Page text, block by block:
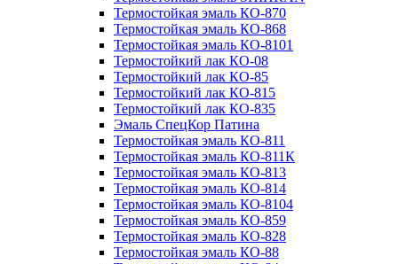
Термостойкая эмаль КО-870
Термостойкая эмаль КО-868
Термостойкая эмаль КО-8101
Термостойкий лак КО-08
Термостойкий лак КО-85
Термостойкий лак КО-815
Термостойкий лак КО-835
Эмаль СпецКор Патина
Термостойкая эмаль КО-811
Термостойкая эмаль КО-811К
Термостойкая эмаль КО-813
Термостойкая эмаль КО-814
Термостойкая эмаль КО-8104
Термостойкая эмаль КО-859
Термостойкая эмаль КО-828
Термостойкая эмаль КО-88